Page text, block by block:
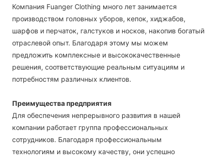
Компания Fuanger Clothing много лет занимается
производством головных уборов, кепок, хиджабов,
шарфов и перчаток, галстуков и носков, накопив богатый
отраслевой опыт. Благодаря этому мы можем
предложить комплексные и высококачественные
решения, соответствующие реальным ситуациям и
потребностям различных клиентов.
Преимущества предприятия
Для обеспечения непрерывного развития в нашей
компании работает группа профессиональных
сотрудников. Благодаря профессиональным
технологиям и высокому качеству, они успешно